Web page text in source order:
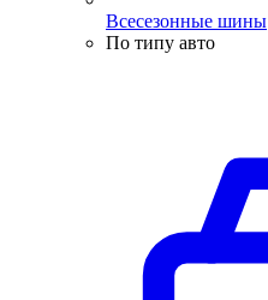
Всесезонные шины
По типу авто